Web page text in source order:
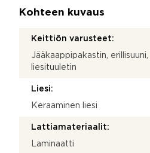
Kohteen kuvaus
Keittiön varusteet:
Jääkaappipakastin,
liesituuletin
Liesi:
Keraaminen liesi
Lattiamateriaalit:
Laminaatti